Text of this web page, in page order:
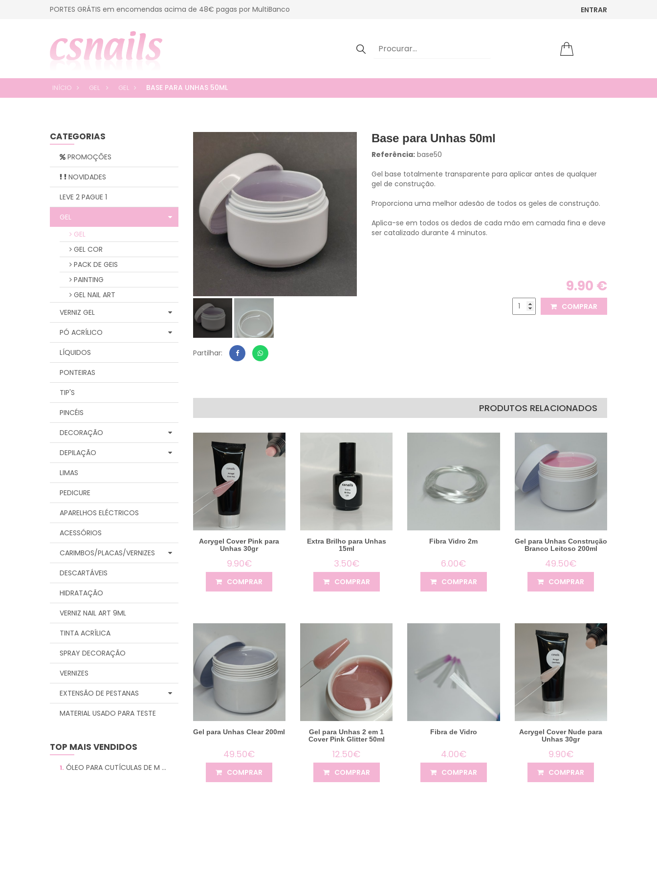
PORTES GRÁTIS em encomendas acima de 48€ pagas por MultiBanco ENTRAR
INÍCIO GEL GEL BASE PARA UNHAS 50ML
CATEGORIAS
PROMOÇÕES
NOVIDADES
LEVE 2 PAGUE 1
GEL
GEL
GEL COR
PACK DE GEIS
PAINTING
GEL NAIL ART
VERNIZ GEL
PÓ ACRÍLICO
LÍQUIDOS
PONTEIRAS
TIP'S
PINCÉIS
DECORAÇÃO
DEPILAÇÃO
LIMAS
PEDICURE
APARELHOS ELÉCTRICOS
ACESSÓRIOS
CARIMBOS/PLACAS/VERNIZES
DESCARTÁVEIS
HIDRATAÇÃO
VERNIZ NAIL ART 9ML
TINTA ACRÍLICA
SPRAY DECORAÇÃO
VERNIZES
EXTENSÃO DE PESTANAS
MATERIAL USADO PARA TESTE
TOP MAIS VENDIDOS
1. ÓLEO PARA CUTÍCULAS DE M ...
Partilhar:
Base para Unhas 50ml
Referência: base50
Gel base totalmente transparente para aplicar antes de qualquer
gel de construção.
Proporciona uma melhor adesão de todos os geles de construção.
Aplica-se em todos os dedos de cada mão em camada fina e deve
ser catalizado durante 4 minutos.
9.90 €
COMPRAR
PRODUTOS RELACIONADOS
Acrygel Cover Pink para
Unhas 30gr
9.90€
COMPRAR
Extra Brilho para Unhas
15ml
3.50€
COMPRAR
Fibra Vidro 2m
6.00€
COMPRAR
Gel para Unhas Construção
Branco Leitoso 200ml
49.50€
COMPRAR
Gel para Unhas Clear 200ml
49.50€
COMPRAR
Gel para Unhas 2 em 1
Cover Pink Glitter 50ml
12.50€
COMPRAR
Fibra de Vidro
4.00€
COMPRAR
Acrygel Cover Nude para
Unhas 30gr
9.90€
COMPRAR